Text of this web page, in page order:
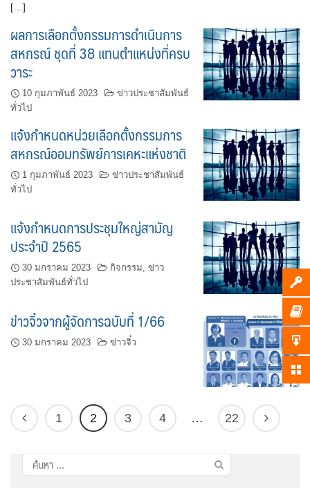
[…]
ผลการเลือกตั้งกรรมการดำเนินการ
สหกรณ์ ชุดที่ 38 แทนตำแหน่งที่ครบ
วาระ
10 กุมภาพันธ์ 2023
ข่าวประชาสัมพันธ์
ทั่วไป
แจ้งกำหนดหน่วยเลือกตั้งกรรมการ
สหกรณ์ออมทรัพย์การเคหะแห่งชาติ
1 กุมภาพันธ์ 2023
ข่าวประชาสัมพันธ์
ทั่วไป
แจ้งกำหนดการประชุมใหญ่สามัญ
ประจำปี 2565
30 มกราคม 2023 กิจกรรม, ข่าว
ประชาสัมพันธ์ทั่วไป
ข่าวจิ๋วจากผู้จัดการฉบับที่ 1/66
30 มกราคม 2023 ข่าวจิ๋ว
1 2 3 4 … 22
ค้นหา
สำหรับ: